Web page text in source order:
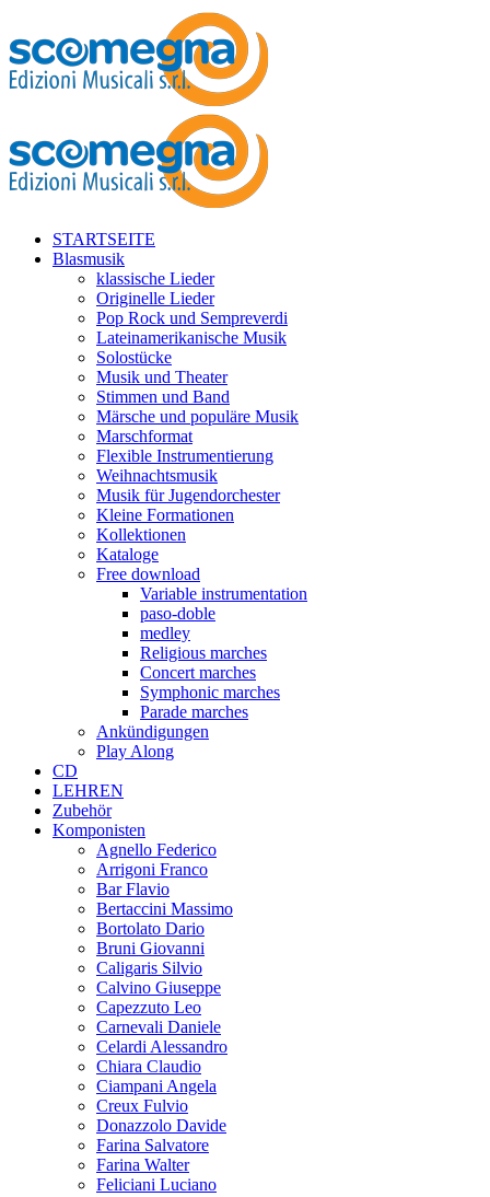
STARTSEITE
Blasmusik
klassische Lieder
Originelle Lieder
Pop Rock und Sempreverdi
Lateinamerikanische Musik
Solostücke
Musik und Theater
Stimmen und Band
Märsche und populäre Musik
Marschformat
Flexible Instrumentierung
Weihnachtsmusik
Musik für Jugendorchester
Kleine Formationen
Kollektionen
Kataloge
Free download
Variable instrumentation
paso-doble
medley
Religious marches
Concert marches
Symphonic marches
Parade marches
Ankündigungen
Play Along
CD
LEHREN
Zubehör
Komponisten
Agnello Federico
Arrigoni Franco
Bar Flavio
Bertaccini Massimo
Bortolato Dario
Bruni Giovanni
Caligaris Silvio
Calvino Giuseppe
Capezzuto Leo
Carnevali Daniele
Celardi Alessandro
Chiara Claudio
Ciampani Angela
Creux Fulvio
Donazzolo Davide
Farina Salvatore
Farina Walter
Feliciani Luciano